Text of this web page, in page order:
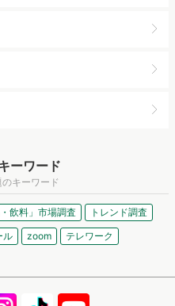
ーワード
キーワード
・飲料」市場調査
トレンド調査
ル zoom テレワーク